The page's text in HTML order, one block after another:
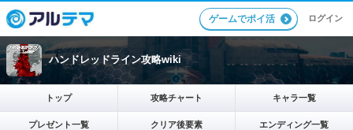
ゲームでポイ活 ログイン
ハンドレッドライン攻略wiki
トップ 攻略チャート キャラ一覧
プレゼント一覧 クリア後要素 エンディング一覧